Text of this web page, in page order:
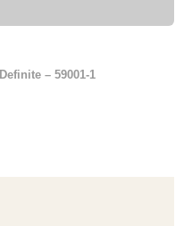
Definite – 59001-1